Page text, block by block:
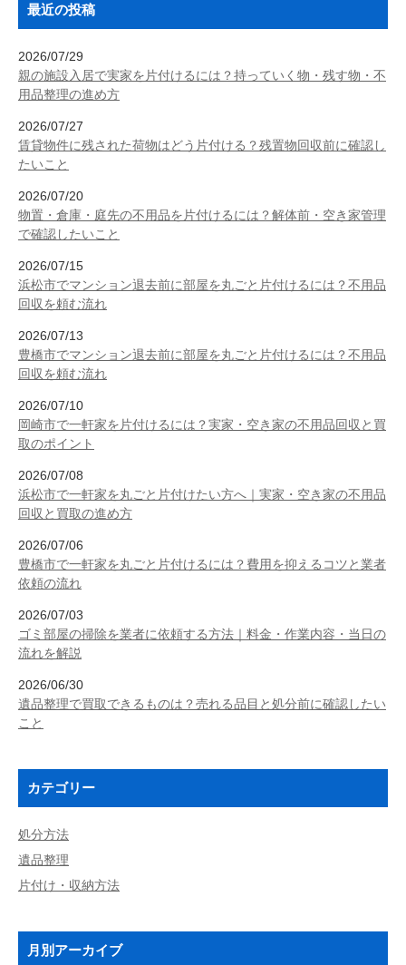
最近の投稿
2026/07/29
親の施設入居で実家を片付けるには？持っていく物・残す物・不
用品整理の進め方
2026/07/27
賃貸物件に残された荷物はどう片付ける？残置物回収前に確認し
たいこと
2026/07/20
物置・倉庫・庭先の不用品を片付けるには？解体前・空き家管理
で確認したいこと
2026/07/15
浜松市でマンション退去前に部屋を丸ごと片付けるには？不用品
回収を頼む流れ
2026/07/13
豊橋市でマンション退去前に部屋を丸ごと片付けるには？不用品
回収を頼む流れ
2026/07/10
岡崎市で一軒家を片付けるには？実家・空き家の不用品回収と買
取のポイント
2026/07/08
浜松市で一軒家を丸ごと片付けたい方へ｜実家・空き家の不用品
回収と買取の進め方
2026/07/06
豊橋市で一軒家を丸ごと片付けるには？費用を抑えるコツと業者
依頼の流れ
2026/07/03
ゴミ部屋の掃除を業者に依頼する方法｜料金・作業内容・当日の
流れを解説
2026/06/30
遺品整理で買取できるものは？売れる品目と処分前に確認したい
こと
カテゴリー
処分方法
遺品整理
片付け・収納方法
月別アーカイブ